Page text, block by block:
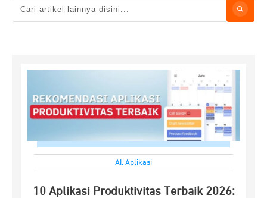
AI , Aplikasi
10 Aplikasi Produktivitas Terbaik 2026: